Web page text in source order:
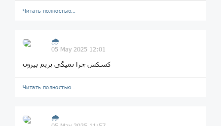
Читать полностью…
🌧
05 May 2025 12:01
کسکش چرا نمیگی بریم بیرون
Читать полностью…
🌧